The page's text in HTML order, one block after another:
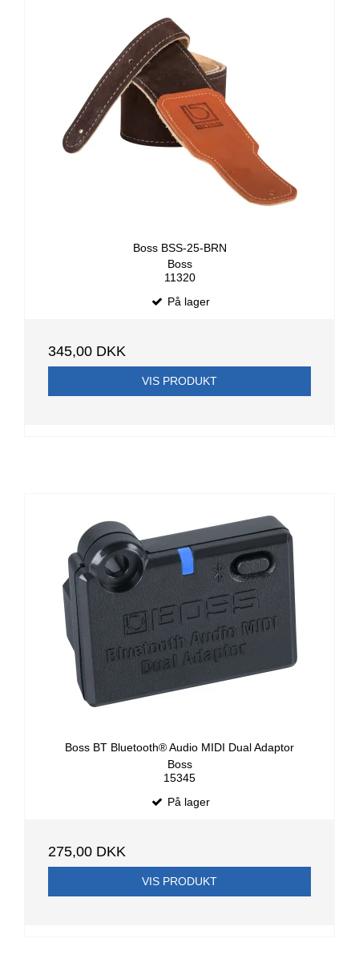
Boss BSS-25-BRN
Boss
11320
På lager
345,00 DKK
VIS PRODUKT
Boss BT Bluetooth® Audio MIDI Dual Adaptor
Boss
15345
På lager
275,00 DKK
VIS PRODUKT